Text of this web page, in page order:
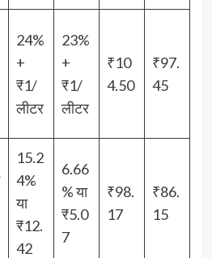
24%
+
₹1/
लीटर
23%
+
₹1/
लीटर
₹10
4.50
₹97.
45
15.2
4%
या
₹12.
42
6.66
% या
₹5.0
7
₹98.
17
₹86.
15